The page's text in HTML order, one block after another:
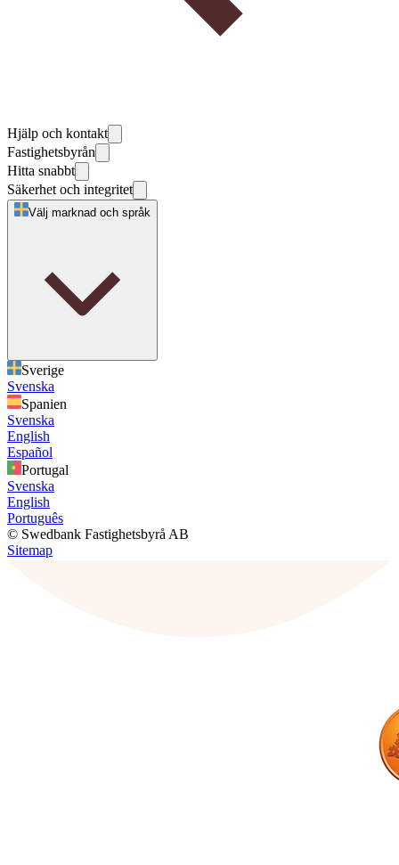
Hjälp och kontakt
Fastighetsbyrån
Hitta snabbt
Säkerhet och integritet
Välj marknad och språk
Sverige
Svenska
Spanien
Svenska
English
Español
Portugal
Svenska
English
Português
© Swedbank Fastighetsbyrå AB
Sitemap